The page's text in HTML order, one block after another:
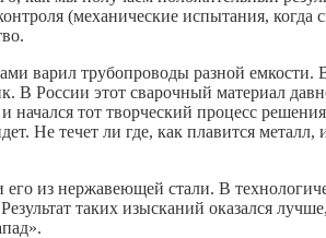
(механические испытания,
варил трубопроводы разной
России этот сварочный материал
тот творческий процесс
Не течет ли где, как плавится металл,
из нержавеющей стали. В
таких изысканий оказался